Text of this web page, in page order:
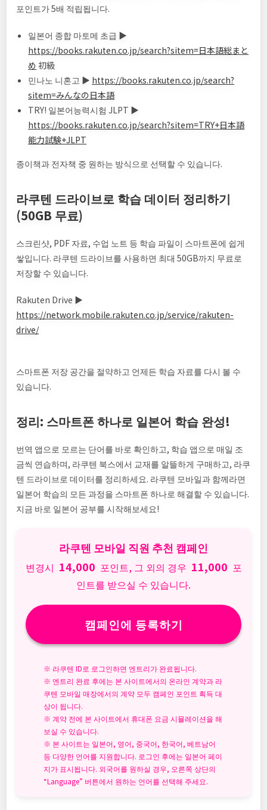
포인트가 5배 적립됩니다.
일본어 종합 마토메 초급 ▶
https://books.rakuten.co.jp/search?sitem=日本語総まと
め 初級
민나노 니혼고 ▶ https://books.rakuten.co.jp/search?
sitem=みんなの日本語
TRY! 일본어능력시험 JLPT ▶
https://books.rakuten.co.jp/search?sitem=TRY+日本語
能力試験+JLPT
종이책과 전자책 중 원하는 방식으로 선택할 수 있습니다.
라쿠텐 드라이브로 학습 데이터 정리하기
(50GB 무료)
스크린샷, PDF 자료, 수업 노트 등 학습 파일이 스마트폰에 쉽게
쌓입니다. 라쿠텐 드라이브를 사용하면 최대 50GB까지 무료로
저장할 수 있습니다.
Rakuten Drive ▶
https://network.mobile.rakuten.co.jp/service/rakuten-
drive/
스마트폰 저장 공간을 절약하고 언제든 학습 자료를 다시 볼 수
있습니다.
정리: 스마트폰 하나로 일본어 학습 완성!
번역 앱으로 모르는 단어를 바로 확인하고, 학습 앱으로 매일 조
금씩 연습하며, 라쿠텐 북스에서 교재를 알뜰하게 구매하고, 라쿠
텐 드라이브로 데이터를 정리하세요. 라쿠텐 모바일과 함께라면
일본어 학습의 모든 과정을 스마트폰 하나로 해결할 수 있습니다.
지금 바로 일본어 공부를 시작해보세요!
라쿠텐 모바일 직원 추천 캠페인
변경시 14,000 포인트, 그 외의 경우 11,000 포
인트를 받으실 수 있습니다.
캠페인에 등록하기
※ 라쿠텐 ID로 로그인하면 엔트리가 완료됩니다.
※ 엔트리 완료 후에는 본 사이트에서의 온라인 계약과 라
쿠텐 모바일 매장에서의 계약 모두 캠페인 포인트 획득 대
상이 됩니다.
※ 계약 전에 본 사이트에서 휴대폰 요금 시뮬레이션을 해
보실 수 있습니다.
※ 본 사이트는 일본어, 영어, 중국어, 한국어, 베트남어
등 다양한 언어를 지원합니다. 로그인 후에는 일본어 페이
지가 표시됩니다. 외국어를 원하실 경우, 오른쪽 상단의
“Language” 버튼에서 원하는 언어를 선택해 주세요.